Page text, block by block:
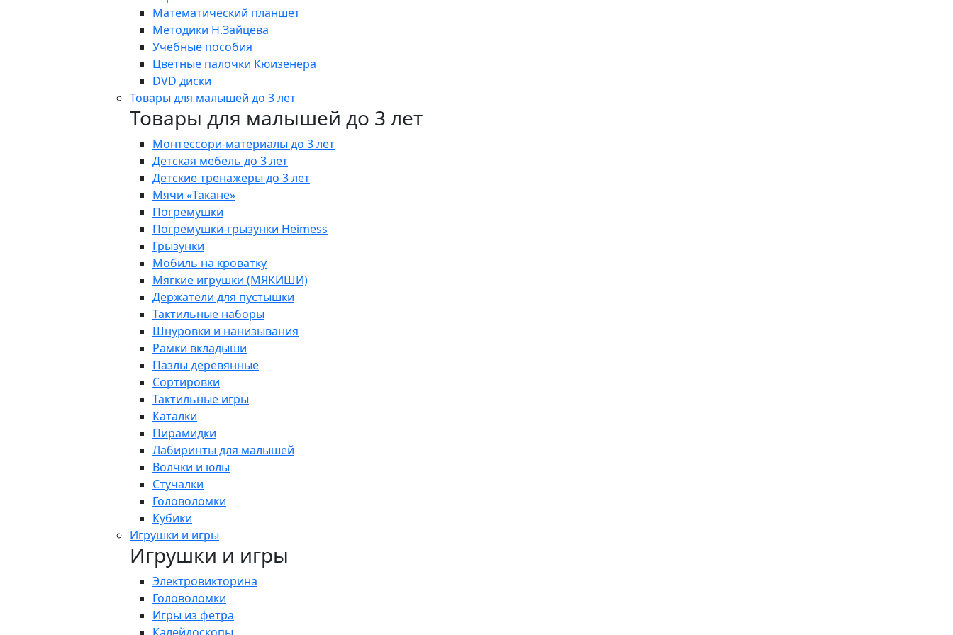
Математический планшет
Методики Н.Зайцева
Учебные пособия
Цветные палочки Кюизенера
DVD диски
Товары для малышей до 3 лет
Товары для малышей до 3 лет
Монтессори-материалы до 3 лет
Детская мебель до 3 лет
Детские тренажеры до 3 лет
Мячи «Такане»
Погремушки
Погремушки-грызунки Heimess
Грызунки
Мобиль на кроватку
Мягкие игрушки (МЯКИШИ)
Держатели для пустышки
Тактильные наборы
Шнуровки и нанизывания
Рамки вкладыши
Пазлы деревянные
Сортировки
Тактильные игры
Каталки
Пирамидки
Лабиринты для малышей
Волчки и юлы
Стучалки
Головоломки
Кубики
Игрушки и игры
Игрушки и игры
Электровикторина
Головоломки
Игры из фетра